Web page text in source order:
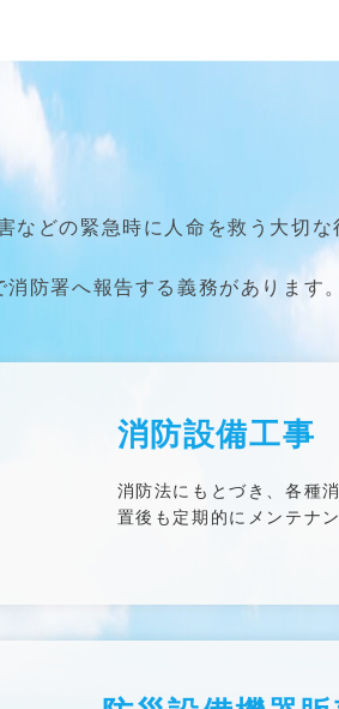
どの緊急時に人命を救う大切な
防署へ報告する義務があります。
消防設備工事
消防法にもとづき、各種
置後も定期的にメンテナ